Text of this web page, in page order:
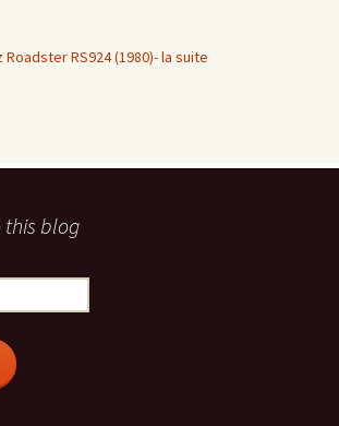
RS924 (1980)- la suite
this blog